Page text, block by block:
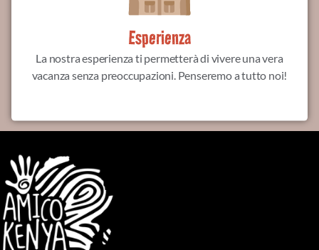
Esperienza
La nostra esperienza ti permetterà di vivere una vera
vacanza senza preoccupazioni. Penseremo a tutto noi!